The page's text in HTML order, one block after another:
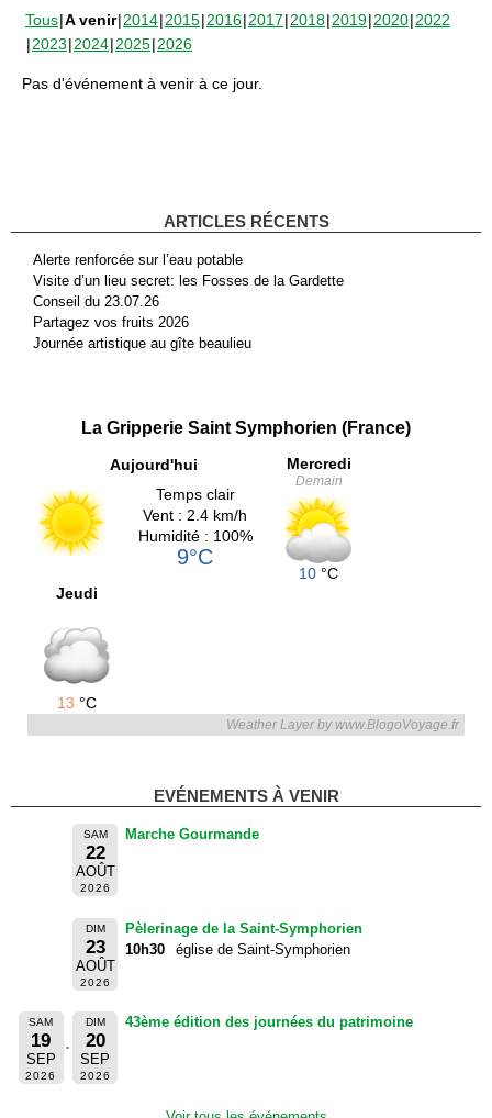
Tous A venir 2014 2015 2016 2017 2018 2019 2020 2022
2023 2024 2025 2026
Pas d'événement à venir à ce jour.
ARTICLES RÉCENTS
Alerte renforcée sur l’eau potable
Visite d’un lieu secret: les Fosses de la Gardette
Conseil du 23.07.26
Partagez vos fruits 2026
Journée artistique au gîte beaulieu
La Gripperie Saint Symphorien (France)
Aujourd'hui
Temps clair
Vent : 2.4 km/h
Humidité : 100%
9°C
Mercredi
Demain
10 °C
Jeudi
13 °C
Weather Layer by www.BlogoVoyage.fr
EVÉNEMENTS À VENIR
SAM
22
AOÛT
2026
Marche Gourmande
DIM
23
AOÛT
2026
Pèlerinage de la Saint-Symphorien
10h30
église de Saint-Symphorien
SAM
19
SEP
2026
DIM
20
SEP
2026
43ème édition des journées du patrimoine